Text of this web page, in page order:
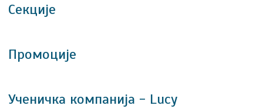
Секције
Промоције
Ученичка компанија - Lucy